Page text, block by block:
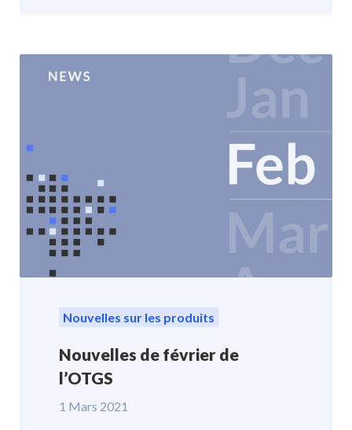
Nouvelles sur les produits
Nouvelles de février de
l’OTGS
1 Mars 2021